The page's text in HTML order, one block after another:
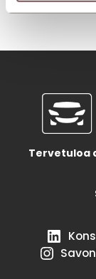
Tervetuloa